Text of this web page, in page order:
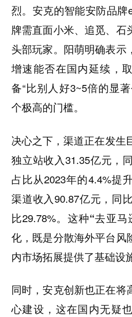
烈。安克的智能安防品牌
牌需直面小米、追觅、石
头部玩家。阳萌明确表示
增速能否在国内延续，
备“比别人好3~5倍的显
个极高的门槛。
决心之下，渠道正在发生
独立站收入31.35亿元，
占比从2023年的4.4%提
渠道收入90.87亿元，同
比29.78%。 这种“去亚马
化，既是分散海外平台风
内市场拓展提供了基础设
同时，安克创新也正在将
心建设，这在国内无疑